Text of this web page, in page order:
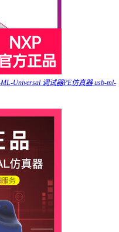
Universal 调试器PE仿真器 usb-ml-